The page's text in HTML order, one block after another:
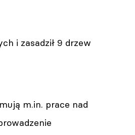
i zasadził 9 drzew
m.in. prace nad